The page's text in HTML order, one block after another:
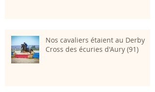
Nos cavaliers étaient au Derby
Cross des écuries d'Aury (91)